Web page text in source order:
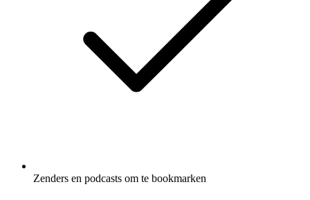
Zenders en podcasts om te bookmarken